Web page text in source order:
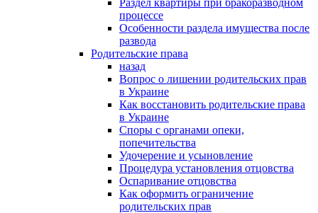
Раздел квартиры при бракоразводном
процессе
Особенности раздела имущества после
развода
Родительские права
назад
Вопрос о лишении родительских прав
в Украине
Как восстановить родительские права
в Украине
Споры с органами опеки,
попечительства
Удочерение и усыновление
Процедура установления отцовства
Оспаривание отцовства
Как оформить ограничение
родительских прав